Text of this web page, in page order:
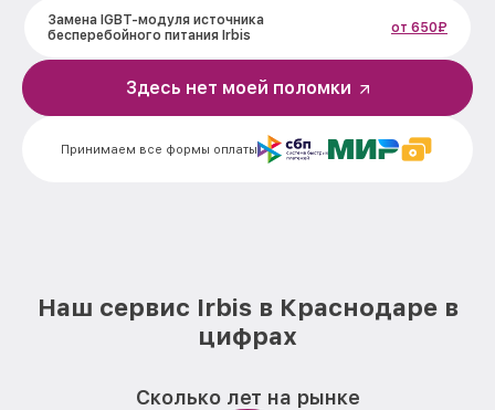
Замена IGBT-модуля источника
бесперебойного питания Irbis
от 650₽
Принимаем все формы оплаты
Здесь нет моей поломки
Наш сервис Irbis в Краснодаре в
цифрах
Сколько лет на рынке